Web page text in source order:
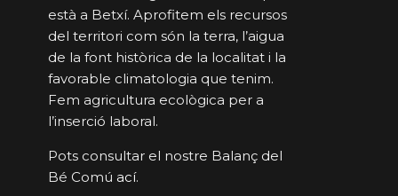
està a Betxí. Aprofitem els recursos
del territori com són la terra, l’aigua
de la font històrica de la localitat i la
favorable climatologia que tenim.
Fem agricultura ecològica per a
l’inserció laboral.
Pots consultar el nostre Balanç del
Bé Comú ací.